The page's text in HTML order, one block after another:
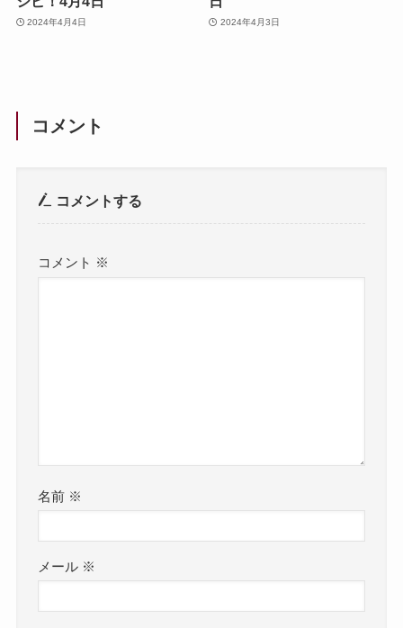
2024年4月4日 2024年4月3日
コメント
コメントする
コメント ※
名前 ※
メール ※